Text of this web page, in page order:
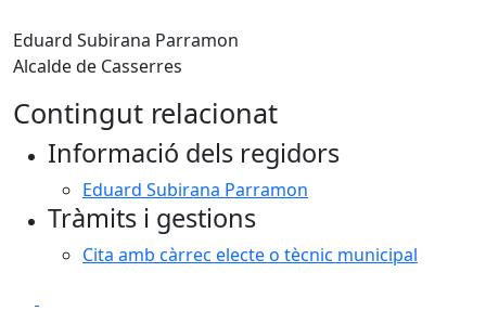
Eduard Subirana Parramon
Alcalde de Casserres
Contingut relacionat
Informació dels regidors
Eduard Subirana Parramon
Tràmits i gestions
Cita amb càrrec electe o tècnic municipal